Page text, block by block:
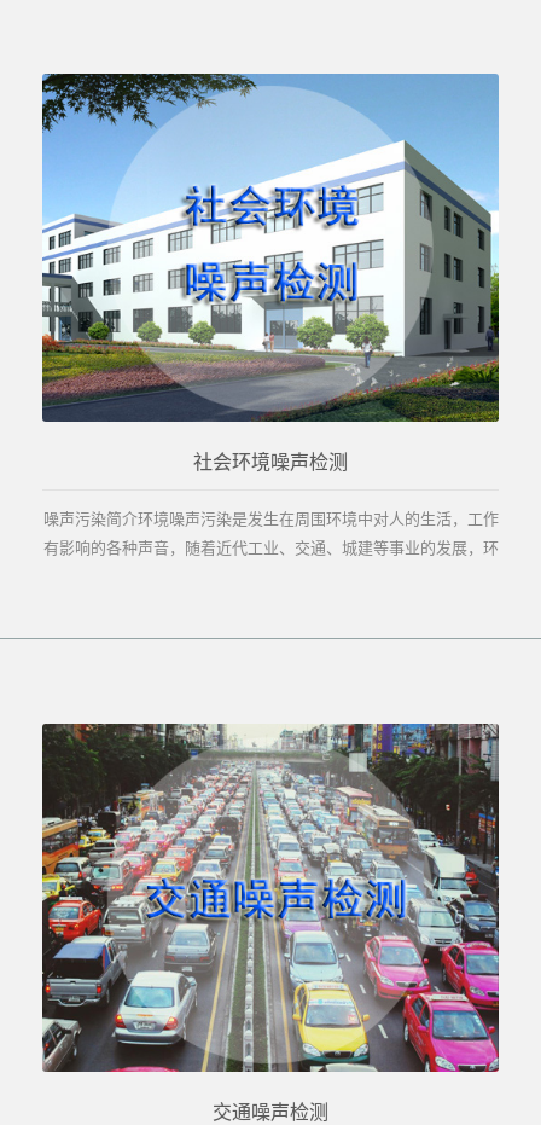
社会环境噪声检测
噪声污染简介环境噪声污染是发生在周围环境中对人的生活，工作
有影响的各种声音，随着近代工业、交通、城建等事业的发展，环
交通噪声检测